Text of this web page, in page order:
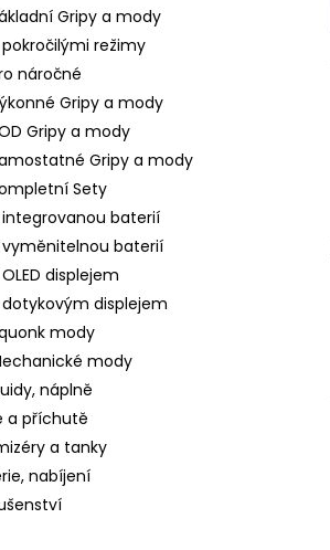
Gripy a mody
pokročilými režimy
náročné
Gripy a mody
Gripy a mody
Gripy a mody
Sety
integrovanou baterií
vyměnitelnou baterií
OLED displejem
dotykovým displejem
mody
mody
náplně
a příchutě
a tanky
nabíjení